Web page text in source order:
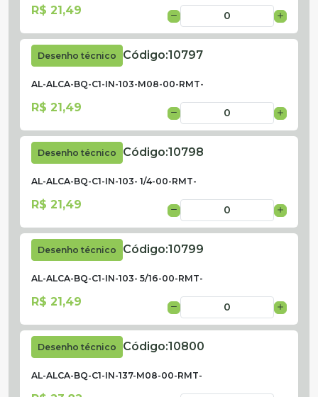
R$ 21,49
Desenho técnico Código:10797
AL-ALCA-BQ-C1-IN-103-M08-00-RMT-
R$ 21,49
Desenho técnico Código:10798
AL-ALCA-BQ-C1-IN-103- 1/4-00-RMT-
R$ 21,49
Desenho técnico Código:10799
AL-ALCA-BQ-C1-IN-103- 5/16-00-RMT-
R$ 21,49
Desenho técnico Código:10800
AL-ALCA-BQ-C1-IN-137-M08-00-RMT-